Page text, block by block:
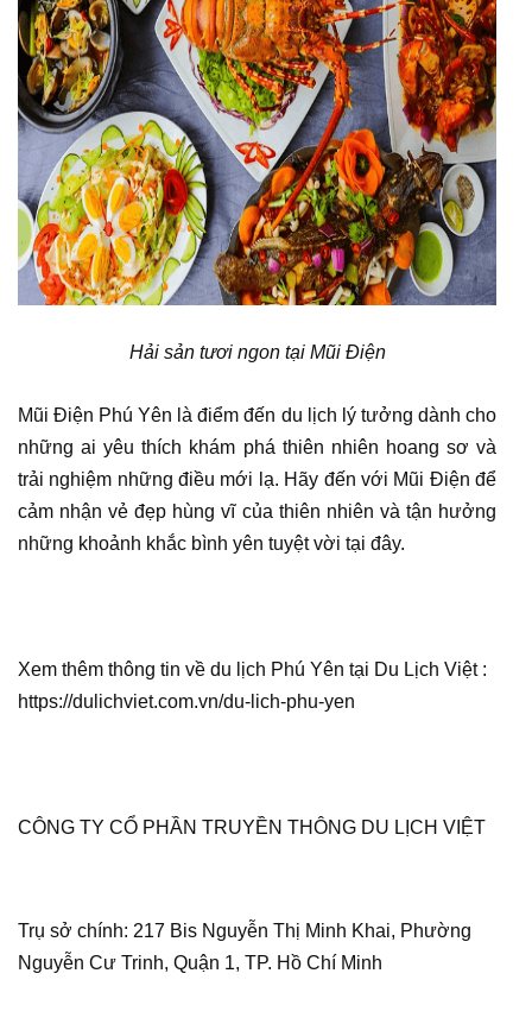
Hải sản tươi ngon tại Mũi Điện
Mũi Điện Phú Yên là điểm đến du lịch lý tưởng dành cho
những ai yêu thích khám phá thiên nhiên hoang sơ và
trải nghiệm những điều mới lạ. Hãy đến với Mũi Điện để
cảm nhận vẻ đẹp hùng vĩ của thiên nhiên và tận hưởng
những khoảnh khắc bình yên tuyệt vời tại đây.
Xem thêm thông tin về du lịch Phú Yên tại Du Lịch Việt :
https://dulichviet.com.vn/du-lich-phu-yen
CÔNG TY CỔ PHẦN TRUYỀN THÔNG DU LỊCH VIỆT
Trụ sở chính: 217 Bis Nguyễn Thị Minh Khai, Phường
Nguyễn Cư Trinh, Quận 1, TP. Hồ Chí Minh